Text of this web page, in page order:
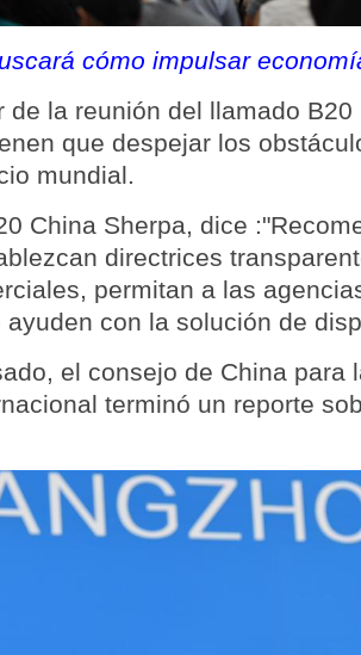
cómo impulsar
de la reunión del llamado
que despejar los
mundial.
China Sherpa, dice
directrices
permitan a las
ayuden con la solución de
el consejo de China para
terminó un reporte